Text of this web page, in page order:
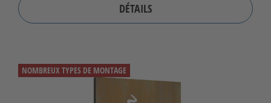
DÉTAILS
NOMBREUX TYPES DE MONTAGE